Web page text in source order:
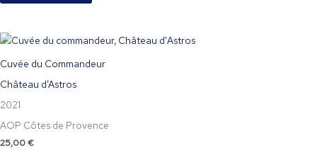
Cuvée du Commandeur
Château d’Astros
2021
AOP Côtes de Provence
25,00€